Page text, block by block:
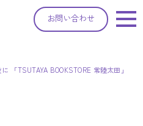
お問い合わせ
「TSUTAYA BOOKSTORE 常陸太田」